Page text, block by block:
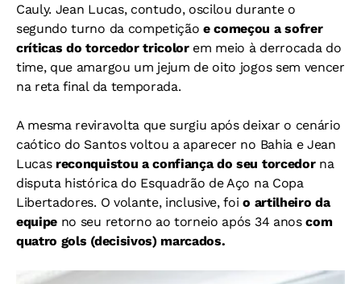
Cauly. Jean Lucas, contudo, oscilou durante o
segundo turno da competiçãoe começou a sofrer
críticas do torcedor tricolorem meio à derrocada do
time, que amargou um jejum de oito jogos sem vencer
na reta final da temporada.
A mesma reviravolta que surgiu após deixar o cenário
caótico do Santos voltou a aparecer no Bahia e Jean
Lucas reconquistou a confiança do seu torcedorna
disputa histórica do Esquadrão de Aço na Copa
Libertadores. O volante, inclusive, foio artilheiro da
equipe no seu retorno ao torneio após 34 anoscom
quatro gols (decisivos) marcados.